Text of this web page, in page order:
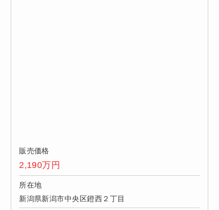
販売価格
2,190万円
所在地
新潟県新潟市中央区鐙西２丁目